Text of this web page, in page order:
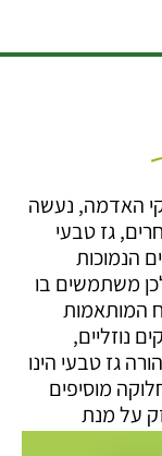
האדמה, נעשה
גז טבעי
הנמוכות
משתמשים בו
המותאמות
נוזליים,
גז טבעי הינו
מוסיפים
על מנת